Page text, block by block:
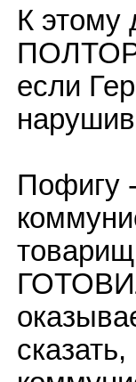
К этому
если
Пофигу